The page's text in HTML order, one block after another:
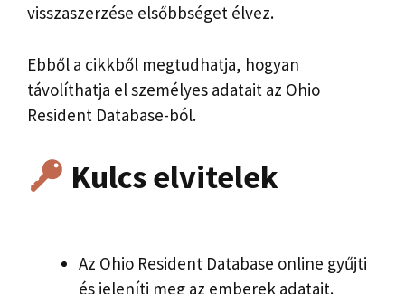
visszaszerzése elsőbbséget élvez.
Ebből a cikkből megtudhatja, hogyan
távolíthatja el személyes adatait az Ohio
Resident Database-ból.
Kulcs elvitelek
Az Ohio Resident Database online gyűjti
és jeleníti meg az emberek adatait.